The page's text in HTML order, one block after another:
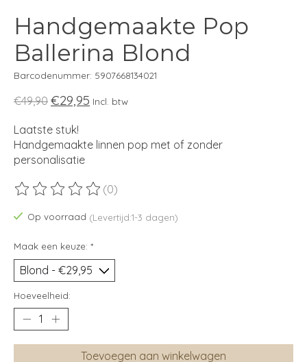
Handgemaakte Pop
Ballerina Blond
Barcodenummer: 5907668134021
€49,90 €29,95 Incl. btw
Laatste stuk!
Handgemaakte linnen pop met of zonder
personalisatie
De beoordeling van dit product is
(0)
Op voorraad (Levertijd:1-3 dagen)
Maak een keuze: *
Hoeveelheid:
Toevoegen aan winkelwagen